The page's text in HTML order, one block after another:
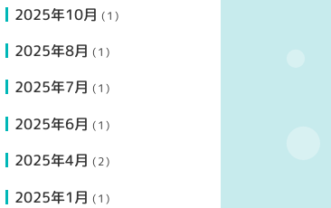
2025年10月 (1)
2025年8月 (1)
2025年7月 (1)
2025年6月 (1)
2025年4月 (2)
2025年1月 (1)